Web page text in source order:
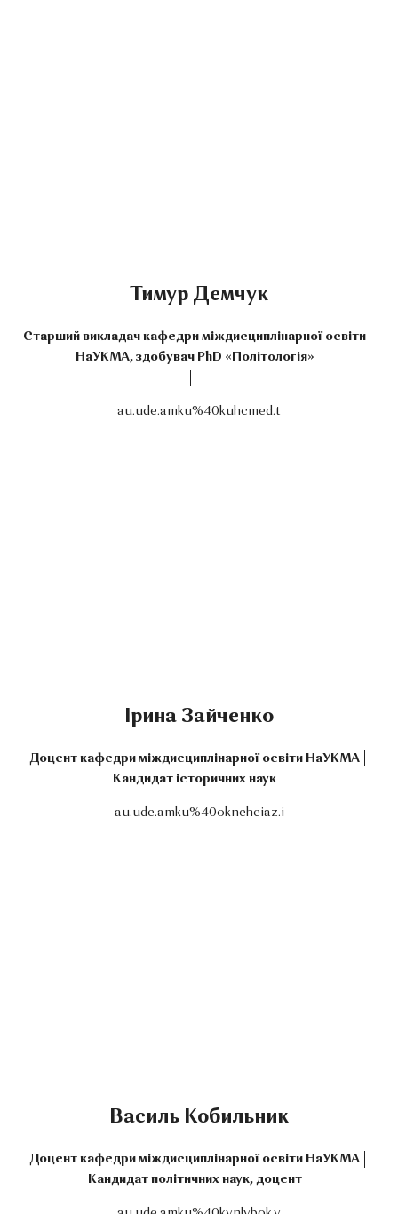
Тимур Демчук
Старший викладач кафедри міждисциплінарної освіти
НаУКМА, здобувач PhD «Політологія»
au.ude.amku%40kuhcmed.t
Ірина Зайченко
Доцент кафедри міждисциплінарної освіти НаУКМА
Кандидат історичних наук
au.ude.amku%40oknehciaz.i
Василь Кобильник
Доцент кафедри міждисциплінарної освіти НаУКМА
Кандидат політичних наук, доцент